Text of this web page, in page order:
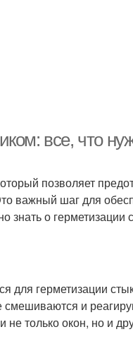
все, что
позволяет
важный шаг для
знать о герметизации
для герметизации
и
только окон, но и